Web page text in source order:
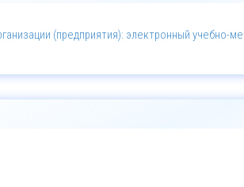
(предприятия): электронный учебно-